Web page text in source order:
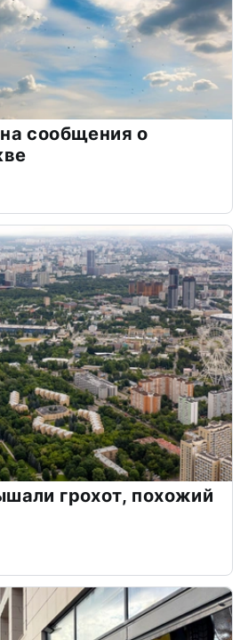
сообщения о
грохот, похожий